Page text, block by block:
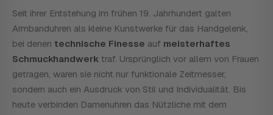
Seit ihrer Entstehung im frühen 19. Jahrhundert galten
Armbanduhren als kleine Kunstwerke für das Handgelenk,
bei denen technische Finesse auf meisterhaftes
Schmuckhandwerk traf. Ursprünglich vor allem von Frauen
getragen, waren sie nicht nur funktionale Zeitmesser,
sondern auch ein Ausdruck von Stil und Individualität. Bis
heute verbinden Damenuhren das Nützliche mit dem